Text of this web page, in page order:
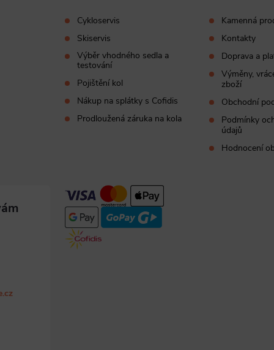
Cykloservis
Skiservis
Výběr vhodného sedla a
testování
Pojištění kol
Nákup na splátky s Cofidis
Prodloužená záruka na kola
Kamenná
Kontakty
Doprava a
Výměny,
zboží
Obchodní
Podmínky
údajů
Hodnocení